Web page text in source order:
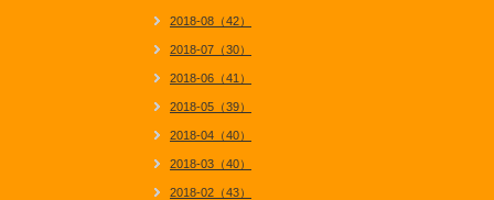
2018-08（42）
2018-07（30）
2018-06（41）
2018-05（39）
2018-04（40）
2018-03（40）
2018-02（43）